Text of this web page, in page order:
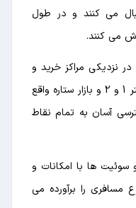
می کنند و در طول
می کنند.
نزدیکی مراکز خرید و
گردشگری مانند بازار قدیم، سیتی سنتر 1 و 2 و بازار ستاره واقع
آسان به تمام نقاط
سوئیت ها با امکانات و
مسافری را برآورده می